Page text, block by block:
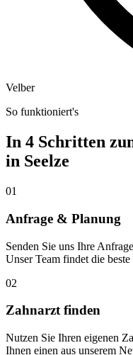
Velber
So funktioniert's
In 4 Schritten
in Seelze
01
Anfrage & Planung
Senden Sie uns Ihre
Unser Team findet die
02
Zahnarzt finden
Nutzen Sie Ihren eigenen
Ihnen einen aus unserem